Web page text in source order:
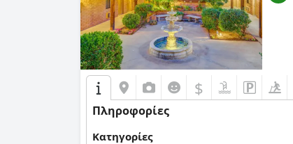
$
Πληροφορίες
Κατηγορίες